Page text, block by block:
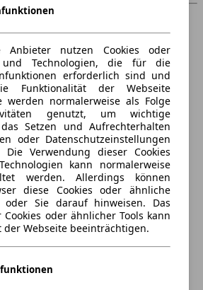
Anbieter nutzen Cookies oder
und Technologien, die für die
erforderlich sind und
Funktionalität der Webseite
werden normalerweise als Folge
genutzt, um wichtige
Setzen und Aufrechterhalten
oder Datenschutzeinstellungen
Verwendung dieser Cookies
kann normalerweise
werden. Allerdings können
diese Cookies oder ähnliche
oder Sie darauf hinweisen. Das
Cookies oder ähnlicher Tools kann
Webseite beeinträchtigen.